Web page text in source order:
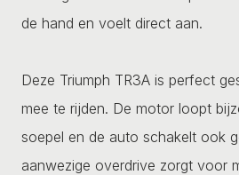
de hand en voelt direct aan.
Deze Triumph TR3A is perfect
mee te rijden. De motor loopt
soepel en de auto schakelt ook
aanwezige overdrive zorgt voor